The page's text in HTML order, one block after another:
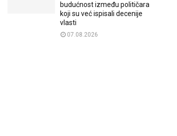
budućnost između političara
koji su već ispisali decenije
vlasti
07.08.2026